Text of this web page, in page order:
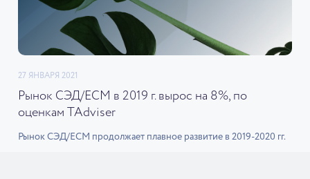
27 ЯНВАРЯ 2021
Рынок СЭД/ECM в 2019 г. вырос на 8%, по
оценкам TAdviser
Рынок СЭД/ECM продолжает плавное развитие в 2019-2020 гг.